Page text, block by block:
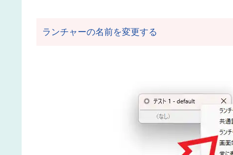
ランチャーの名前を変更する